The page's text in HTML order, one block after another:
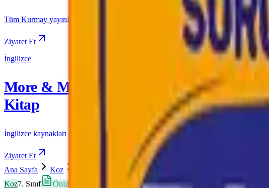
Tüm Kurmay yayınları için resmi satış
Ziyaret Et
İngilizce
More & More
Kitap
İngilizce kaynakları için resmi satış
Ziyaret Et
Ana Sayfa
Koz
7. SINIF KOZ (Kolay – Orta – Zor) FEN
Koz7. Sınıf Önizleme Mevcut